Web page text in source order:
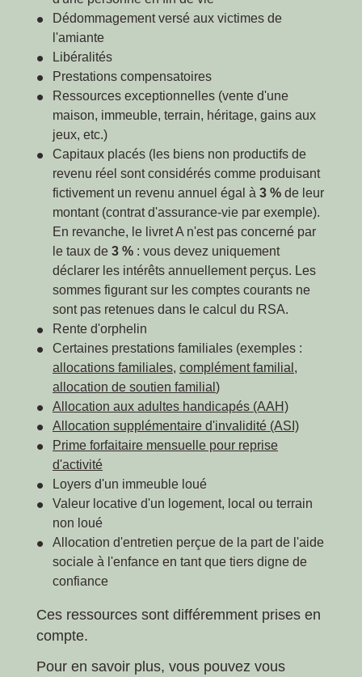
Dédommagement versé aux victimes de
l'amiante
Libéralités
Prestations compensatoires
Ressources exceptionnelles (vente d'une
maison, immeuble, terrain, héritage, gains aux
jeux, etc.)
Capitaux placés (les biens non productifs de
revenu réel sont considérés comme produisant
fictivement un revenu annuel égal à 3 % de leur
montant (contrat d'assurance-vie par exemple).
En revanche, le livret A n'est pas concerné par
le taux de 3 % : vous devez uniquement
déclarer les intérêts annuellement perçus. Les
sommes figurant sur les comptes courants ne
sont pas retenues dans le calcul du RSA.
Rente d'orphelin
Certaines prestations familiales (exemples :
allocations familiales, complément familial ,
allocation de soutien familial )
Allocation aux adultes handicapés (AAH)
Allocation supplémentaire d'invalidité (ASI)
Prime forfaitaire mensuelle pour reprise
d'activité
Loyers d'un immeuble loué
Valeur locative d'un logement, local ou terrain
non loué
Allocation d'entretien perçue de la part de l'aide
sociale à l'enfance en tant que tiers digne de
confiance
Ces ressources sont différemment prises en
compte.
Pour en savoir plus, vous pouvez vous